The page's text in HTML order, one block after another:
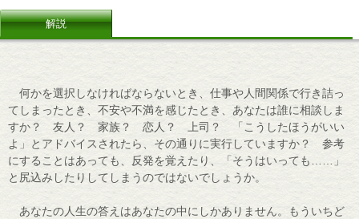
解説
何かを選択しなければならないとき、仕事や人間関係で行き詰っ
てしまったとき、不安や不満を感じたとき、あなたは誰に相談しま
すか？ 友人？ 家族？ 恋人？ 上司？ 「こうしたほうがいい
よ」とアドバイスされたら、その通りに実行していますか？ 参考
にすることはあっても、反発を覚えたり、「そうはいっても……」
と尻込みしたりしてしまうのではないでしょうか。
あなたの人生の答えはあなたの中にしかありません。もういちど